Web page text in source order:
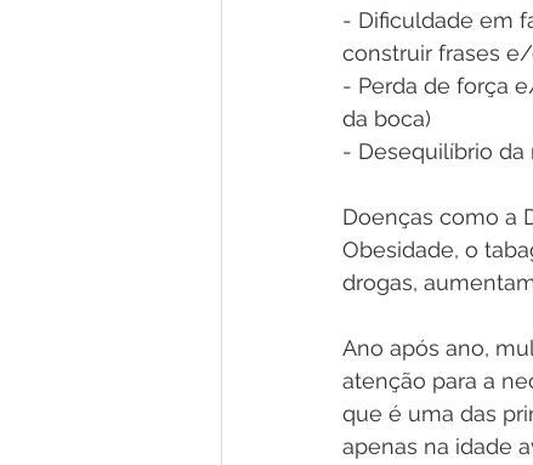
- Dificuldade em
construir frases
- Perda de força
da boca)
- Desequilíbrio da
Doenças como a
Obesidade, o
drogas,
Ano após ano,
atenção para a
que é uma das
apenas na idade